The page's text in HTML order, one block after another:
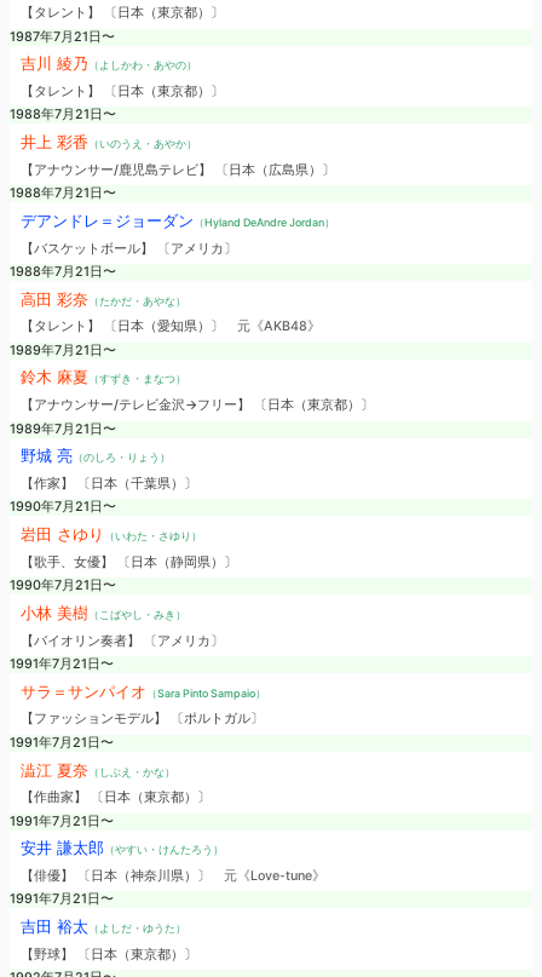
【タレント】 〔日本（東京都）〕
1987年7月21日〜
吉川 綾乃 （よしかわ・あやの）
【タレント】 〔日本（東京都）〕
1988年7月21日〜
井上 彩香 （いのうえ・あやか）
【アナウンサー/鹿児島テレビ】 〔日本（広島県）〕
1988年7月21日〜
デアンドレ＝ジョーダン （Hyland DeAndre Jordan）
【バスケットボール】 〔アメリカ〕
1988年7月21日〜
高田 彩奈（たかだ・あやな）
【タレント】 〔日本（愛知県）〕 元《AKB48》
1989年7月21日〜
鈴木 麻夏 （すずき・まなつ）
【アナウンサー/テレビ金沢→フリー】 〔日本（東京都）〕
1989年7月21日〜
野城 亮（のしろ・りょう）
【作家】 〔日本（千葉県）〕
1990年7月21日〜
岩田 さゆり （いわた・さゆり）
【歌手、女優】 〔日本（静岡県）〕
1990年7月21日〜
小林 美樹（こばやし・みき）
【バイオリン奏者】 〔アメリカ〕
1991年7月21日〜
サラ＝サンパイオ （Sara Pinto Sampaio）
【ファッションモデル】 〔ポルトガル〕
1991年7月21日〜
澁江 夏奈（しぶえ・かな）
【作曲家】 〔日本（東京都）〕
1991年7月21日〜
安井 謙太郎（やすい・けんたろう）
【俳優】 〔日本（神奈川県）〕 元《Love-tune》
1991年7月21日〜
吉田 裕太（よしだ・ゆうた）
【野球】 〔日本（東京都）〕